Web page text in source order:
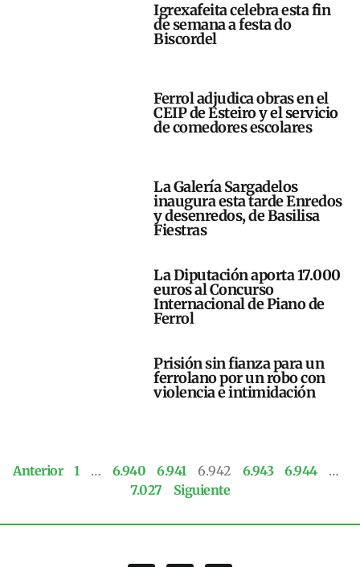
Igrexafeita celebra esta fin
de semana a festa do
Biscordel
Ferrol adjudica obras en el
CEIP de Esteiro y el servicio
de comedores escolares
La Galería Sargadelos
inaugura esta tarde Enredos
y desenredos, de Basilisa
Fiestras
La Diputación aporta 17.000
euros al Concurso
Internacional de Piano de
Ferrol
Prisión sin fianza para un
ferrolano por un robo con
violencia e intimidación
Anterior 1 … 6.940 6.941 6.942 6.943 6.944
…
7.027
Siguiente